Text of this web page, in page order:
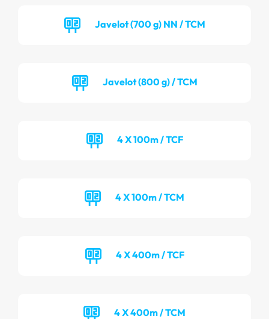
Javelot (700 g) NN / TCM
Javelot (800 g) / TCM
4 X 100m / TCF
4 X 100m / TCM
4 X 400m / TCF
4 X 400m / TCM